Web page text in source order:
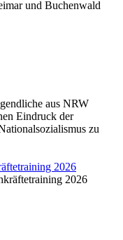
aus NRW
Eindruck der
zu
2026